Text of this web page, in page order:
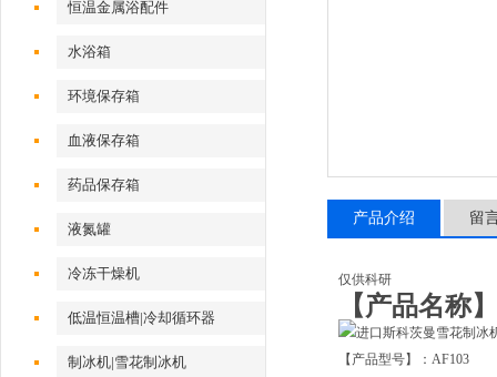
恒温金属浴配件
水浴箱
环境保存箱
血液保存箱
药品保存箱
液氮罐
冷冻干燥机
低温恒温槽|冷却循环器
制冰机|雪花制冰机
产品介绍 留
仅供科研
【产品名称
【产品型号】：AF103